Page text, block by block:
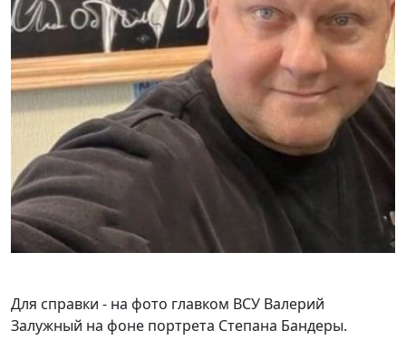
Для справки - на фото главком ВСУ Валерий
Залужный на фоне портрета Степана Бандеры.